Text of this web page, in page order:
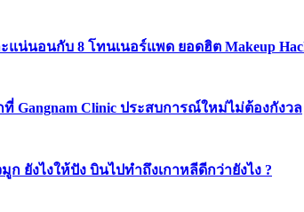
ะแน่นอนกับ 8 โทนเนอร์แพด ยอดฮิต Makeup
Gangnam Clinic ประสบการณ์ใหม่ไม่ต้องกังวล
ยังไงให้ปัง บินไปทำถึงเกาหลีดีกว่ายังไง ?